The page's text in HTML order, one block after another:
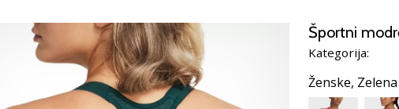
Športni
Kategorija:
Ženske, Zelena